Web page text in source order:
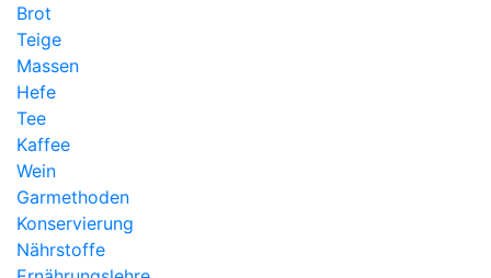
Brot
Teige
Massen
Hefe
Tee
Kaffee
Wein
Garmethoden
Konservierung
Nährstoffe